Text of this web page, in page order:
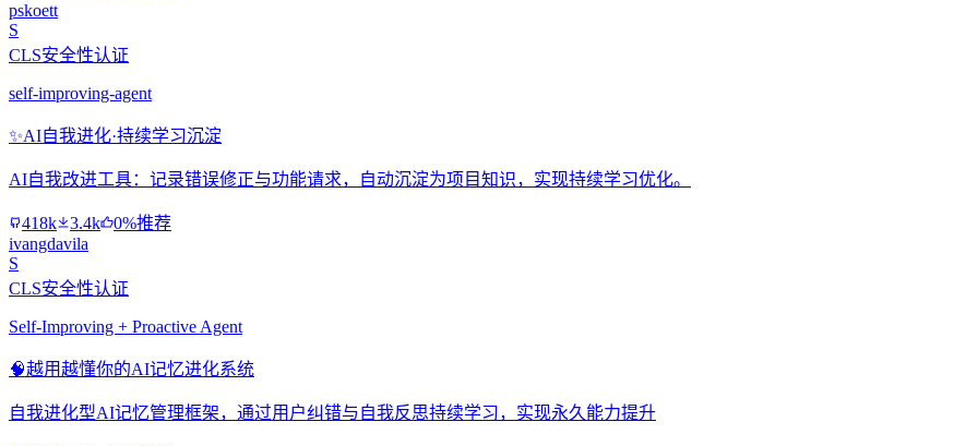
pskoett
S
CLS安全性认证
self-improving-agent
✨AI自我进化·持续学习沉淀
AI自我改进工具：记录错误修正与功能请求，自动沉淀为项目知识，实现持续学习优化。
418k 3.4k
0%推荐
ivangdavila
S
CLS安全性认证
Self-Improving + Proactive Agent
🧠越用越懂你的AI记忆进化系统
自我进化型AI记忆管理框架，通过用户纠错与自我反思持续学习，实现永久能力提升